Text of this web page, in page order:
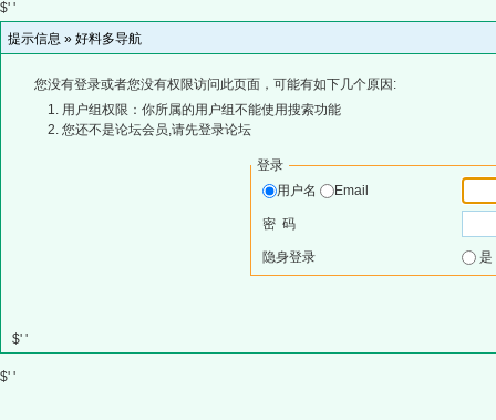
$' '
提示信息 » 好料多导航
您没有登录或者您没有权限访问此页面，可能有如下几个原因:
用户组权限：你所属的用户组不能使用搜索功能
您还不是论坛会员,请先登录论坛
登录
用户名
Email
密 码
隐身登录
$' '
$' '